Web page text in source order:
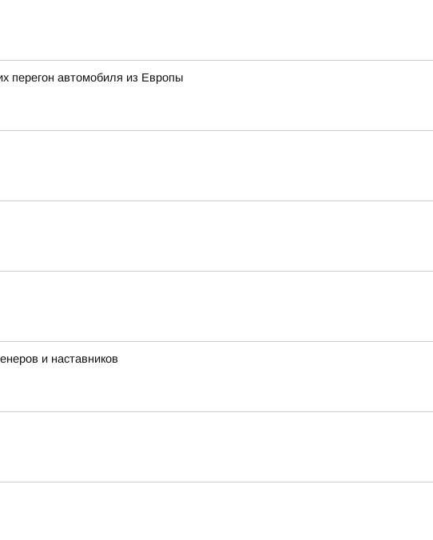
перегон автомобиля из Европы
и наставников